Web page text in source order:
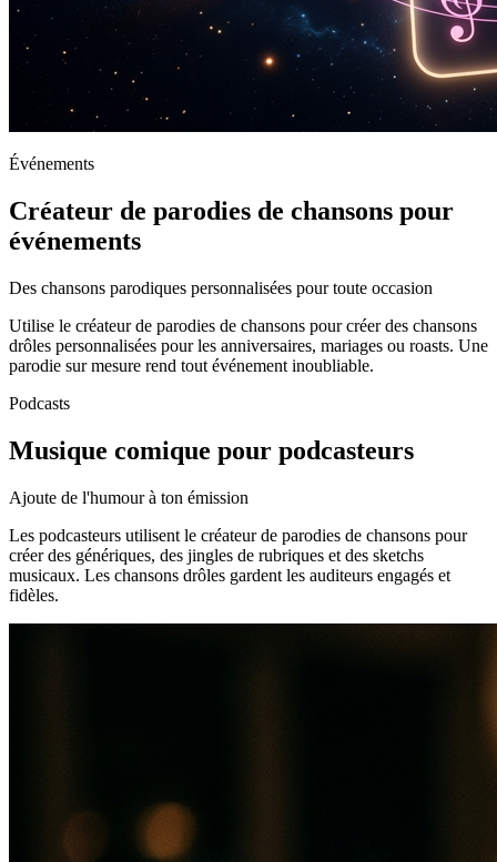
Événements
Créateur de parodies de chansons pour
événements
Des chansons parodiques personnalisées pour toute occasion
Utilise le créateur de parodies de chansons pour créer des chansons
drôles personnalisées pour les anniversaires, mariages ou roasts. Une
parodie sur mesure rend tout événement inoubliable.
Podcasts
Musique comique pour podcasteurs
Ajoute de l'humour à ton émission
Les podcasteurs utilisent le créateur de parodies de chansons pour
créer des génériques, des jingles de rubriques et des sketchs
musicaux. Les chansons drôles gardent les auditeurs engagés et
fidèles.